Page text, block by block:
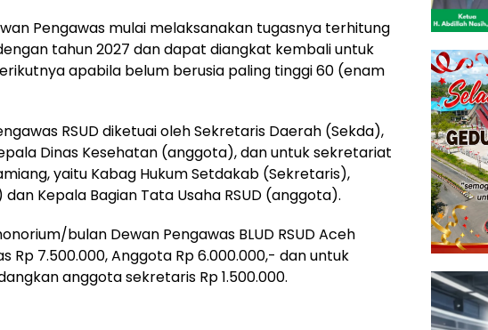
Pengawas mulai melaksanakan tugasnya terhitung
tahun 2027 dan dapat diangkat kembali untuk
apabila belum berusia paling tinggi 60 (enam
RSUD diketuai oleh Sekretaris Daerah (Sekda),
Dinas Kesehatan (anggota), dan untuk sekretariat
yaitu Kabag Hukum Setdakab (Sekretaris),
Kepala Bagian Tata Usaha RSUD (anggota).
bulan Dewan Pengawas BLUD RSUD Aceh
Rp 7.500.000, Anggota Rp 6.000.000,- dan untuk
anggota sekretaris Rp 1.500.000.